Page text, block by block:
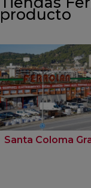
producto
Santa Coloma